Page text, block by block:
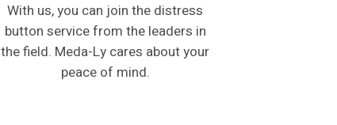
With us, you can join the distress
button service from the leaders in
the field. Meda-Ly cares about your
peace of mind.